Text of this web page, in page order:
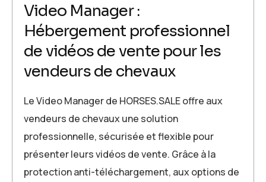
Video Manager :
Hébergement professionnel
de vidéos de vente pour les
vendeurs de chevaux
Le Video Manager de HORSES.SALE offre aux
vendeurs de chevaux une solution
professionnelle, sécurisée et flexible pour
présenter leurs vidéos de vente. Grâce à la
protection anti-téléchargement, aux options de